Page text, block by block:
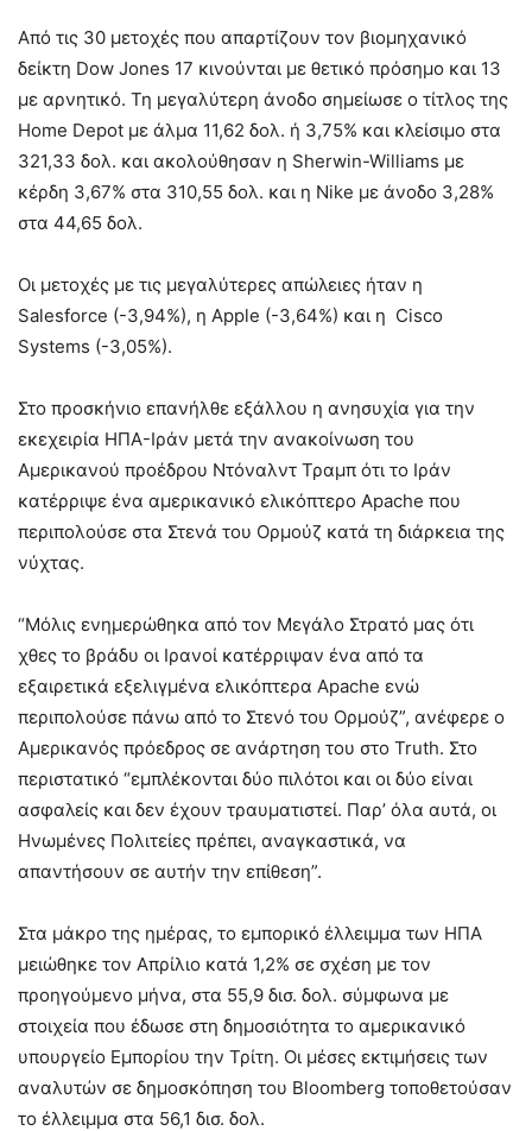
Από τις 30 μετοχές που απαρτίζουν τον βιομηχανικό
δείκτη Dow Jones 17 κινούνται με θετικό πρόσημο και 13
με αρνητικό. Τη μεγαλύτερη άνοδο σημείωσε ο τίτλος της
Home Depot με άλμα 11,62 δολ. ή 3,75% και κλείσιμο στα
321,33 δολ. και ακολούθησαν η Sherwin-Williams με
κέρδη 3,67% στα 310,55 δολ. και η Nike με άνοδο 3,28%
στα 44,65 δολ.
Οι μετοχές με τις μεγαλύτερες απώλειες ήταν η
Salesforce (-3,94%), η Apple (-3,64%) και η Cisco
Systems (-3,05%).
Στο προσκήνιο επανήλθε εξάλλου η ανησυχία για την
εκεχειρία ΗΠΑ-Ιράν μετά την ανακοίνωση του
Αμερικανού προέδρου Ντόναλντ Τραμπ ότι το Ιράν
κατέρριψε ένα αμερικανικό ελικόπτερο Apache που
περιπολούσε στα Στενά του Ορμούζ κατά τη διάρκεια της
νύχτας.
“Μόλις ενημερώθηκα από τον Μεγάλο Στρατό μας ότι
χθες το βράδυ οι Ιρανοί κατέρριψαν ένα από τα
εξαιρετικά εξελιγμένα ελικόπτερα Apache ενώ
περιπολούσε πάνω από το Στενό του Ορμούζ”, ανέφερε ο
Αμερικανός πρόεδρος σε ανάρτηση του στο Truth. Στο
περιστατικό “εμπλέκονται δύο πιλότοι και οι δύο είναι
ασφαλείς και δεν έχουν τραυματιστεί. Παρ’ όλα αυτά, οι
Ηνωμένες Πολιτείες πρέπει, αναγκαστικά, να
απαντήσουν σε αυτήν την επίθεση”.
Στα μάκρο της ημέρας, το εμπορικό έλλειμμα των ΗΠΑ
μειώθηκε τον Απρίλιο κατά 1,2% σε σχέση με τον
προηγούμενο μήνα, στα 55,9 δισ. δολ. σύμφωνα με
στοιχεία που έδωσε στη δημοσιότητα το αμερικανικό
υπουργείο Εμπορίου την Τρίτη. Οι μέσες εκτιμήσεις των
αναλυτών σε δημοσκόπηση του Bloomberg τοποθετούσαν
το έλλειμμα στα 56,1 δισ. δολ.